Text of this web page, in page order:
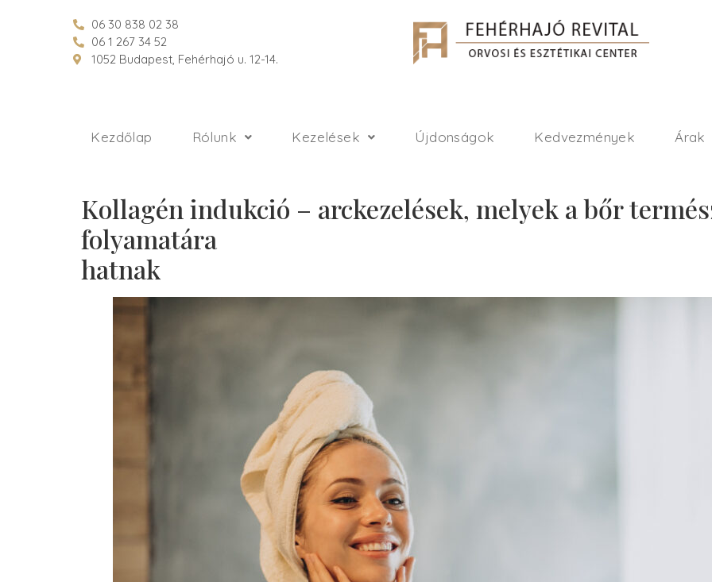
06 30 838 02 38
06 1 267 34 52
1052 Budapest, Fehérhajó u. 12-14.
Kezdőlap Rólunk Kezelések Újdonságok Kedvezmények Árak
Kollagén indukció – arckezelések, melyek a bőr
folyamatára
hatnak